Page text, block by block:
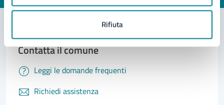
Rifiuta
Contatta il comune
Leggi le domande frequenti
Richiedi assistenza